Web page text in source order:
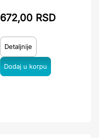
672,00 RSD
Detaljnije